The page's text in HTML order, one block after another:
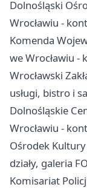
Dolnośląski
Wrocławiu -
Komenda
we Wrocławiu -
Wrocławski
usługi, bistro i
Dolnośląskie
Wrocławiu -
Ośrodek
działy, galeria
Komisariat